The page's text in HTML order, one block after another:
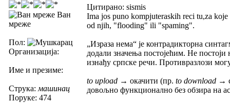
Ван
мреже
Пол:
Организација:
Име и презиме:
Струка: машинац
Поруке: 474
Цитирано: sismis
Ima jos puno kompjuteraskih reci tu,za
od njih, "flooding" ili "spaming".
„Израза нема“ је контрадикторна
додали значења постојећим. Не
изнађу српске речи. Противразлози
to upload → окачити (пр. to download →
довољно функционално без обзира на